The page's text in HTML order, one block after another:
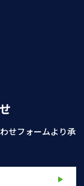
せフォームより承